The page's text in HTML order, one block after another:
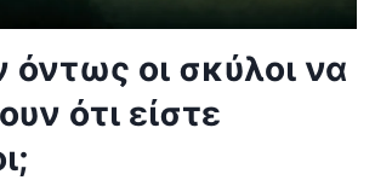
οι σκύλοι να
ότι είστε